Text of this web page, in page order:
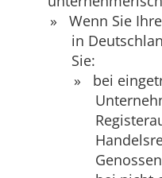
Wenn Sie
in
Sie:
bei